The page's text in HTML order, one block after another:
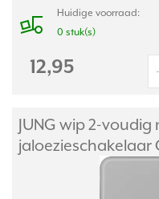
Huidige voorraad:
0 stuk(s)
12,95 -
JUNG wip 2-
jaloezieschakelaar